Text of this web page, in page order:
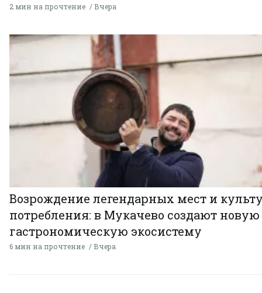
2 мин на прочтение Вчера
Возрождение легендарных мест и
потребления: в Мукачево создают новую
гастрономическую экосистему
6 мин на прочтение Вчера